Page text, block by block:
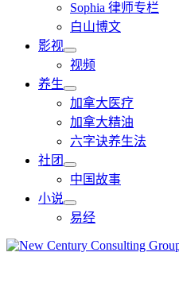
Sophia 律师专栏
白山博文
影视
视频
养生
加拿大医疗
加拿大精油
六字诀养生法
社团
中国故事
小说
易经